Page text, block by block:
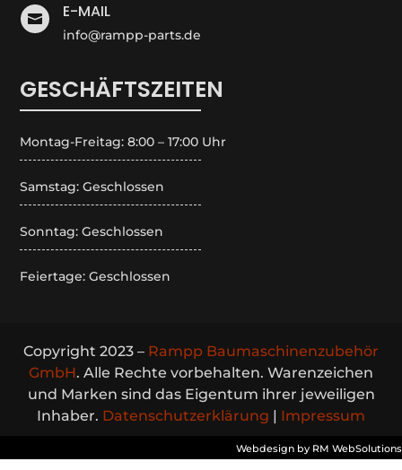
 E-MAIL
info@rampp-parts.de
GESCHÄFTSZEITEN
Montag-Freitag: 8:00 – 17:00 Uhr
Samstag: Geschlossen
Sonntag: Geschlossen
Feiertage: Geschlossen
Copyright 2023 – Rampp Baumaschinenzubehör
GmbH. Alle Rechte vorbehalten. Warenzeichen
und Marken sind das Eigentum ihrer jeweiligen
Inhaber. Datenschutzerklärung | Impressum
Webdesign by RM WebSolutions